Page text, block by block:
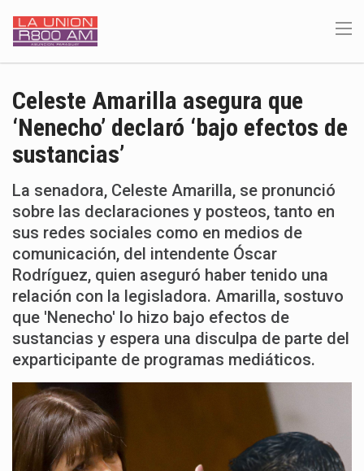
Celeste Amarilla asegura que
‘Nenecho’ declaró ‘bajo efectos de
sustancias’
La senadora, Celeste Amarilla, se pronunció
sobre las declaraciones y posteos, tanto en
sus redes sociales como en medios de
comunicación, del intendente Óscar
Rodríguez, quien aseguró haber tenido una
relación con la legisladora. Amarilla, sostuvo
que 'Nenecho' lo hizo bajo efectos de
sustancias y espera una disculpa de parte del
exparticipante de programas mediáticos.